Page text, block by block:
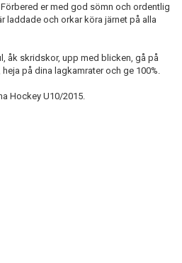
er med god sömn och ordentlig
laddade och orkar köra järnet på alla
åk skridskor, upp med blicken, gå på
heja på dina lagkamrater och ge 100%.
Hockey U10/2015.